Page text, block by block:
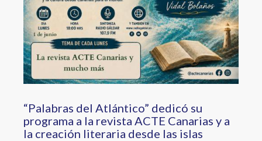
“Palabras del Atlántico” dedicó su
programa a la revista ACTE Canarias y a
la creación literaria desde las islas